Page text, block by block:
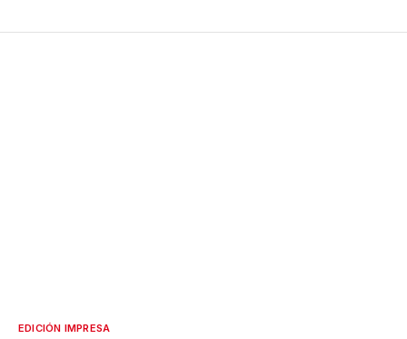
EDICIÓN IMPRESA